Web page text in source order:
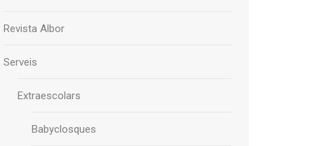
Revista Albor
Serveis
Extraescolars
Babyclosques